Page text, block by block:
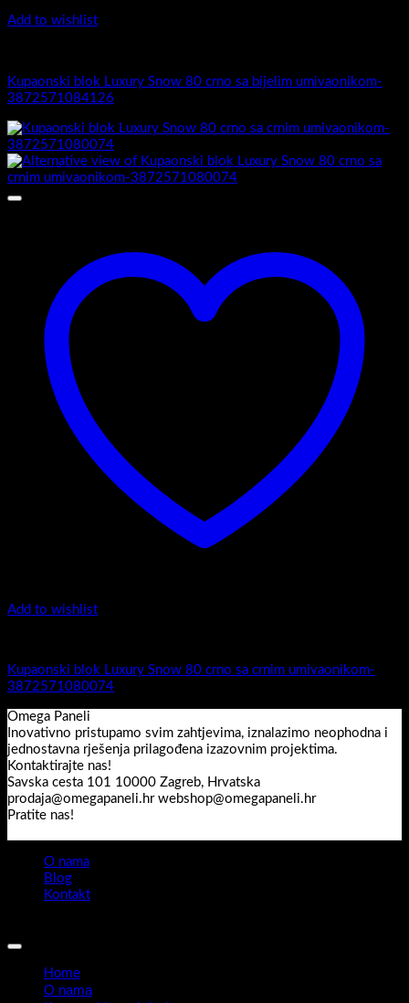
Add to wishlist
Kupaonski blok Luxury Snow 80 crno sa bijelim umivaonikom-
3872571084126
Add to wishlist
Kupaonski blok Luxury Snow 80 crno sa crnim umivaonikom-
3872571080074
Omega Paneli
Inovativno pristupamo svim zahtjevima, iznalazimo neophodna i
jednostavna rješenja prilagođena izazovnim projektima.
Kontaktirajte nas!
Savska cesta 101 10000 Zagreb, Hrvatska
prodaja@omegapaneli.hr webshop@omegapaneli.hr
Pratite nas!
O nama
Blog
Kontakt
Home
O nama